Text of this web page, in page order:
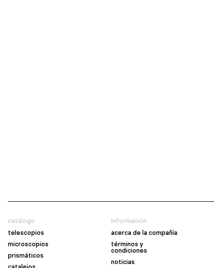
catálogo
telescopios
microscopios
prismáticos
información
acerca de la compañía
términos y
condiciones
noticias